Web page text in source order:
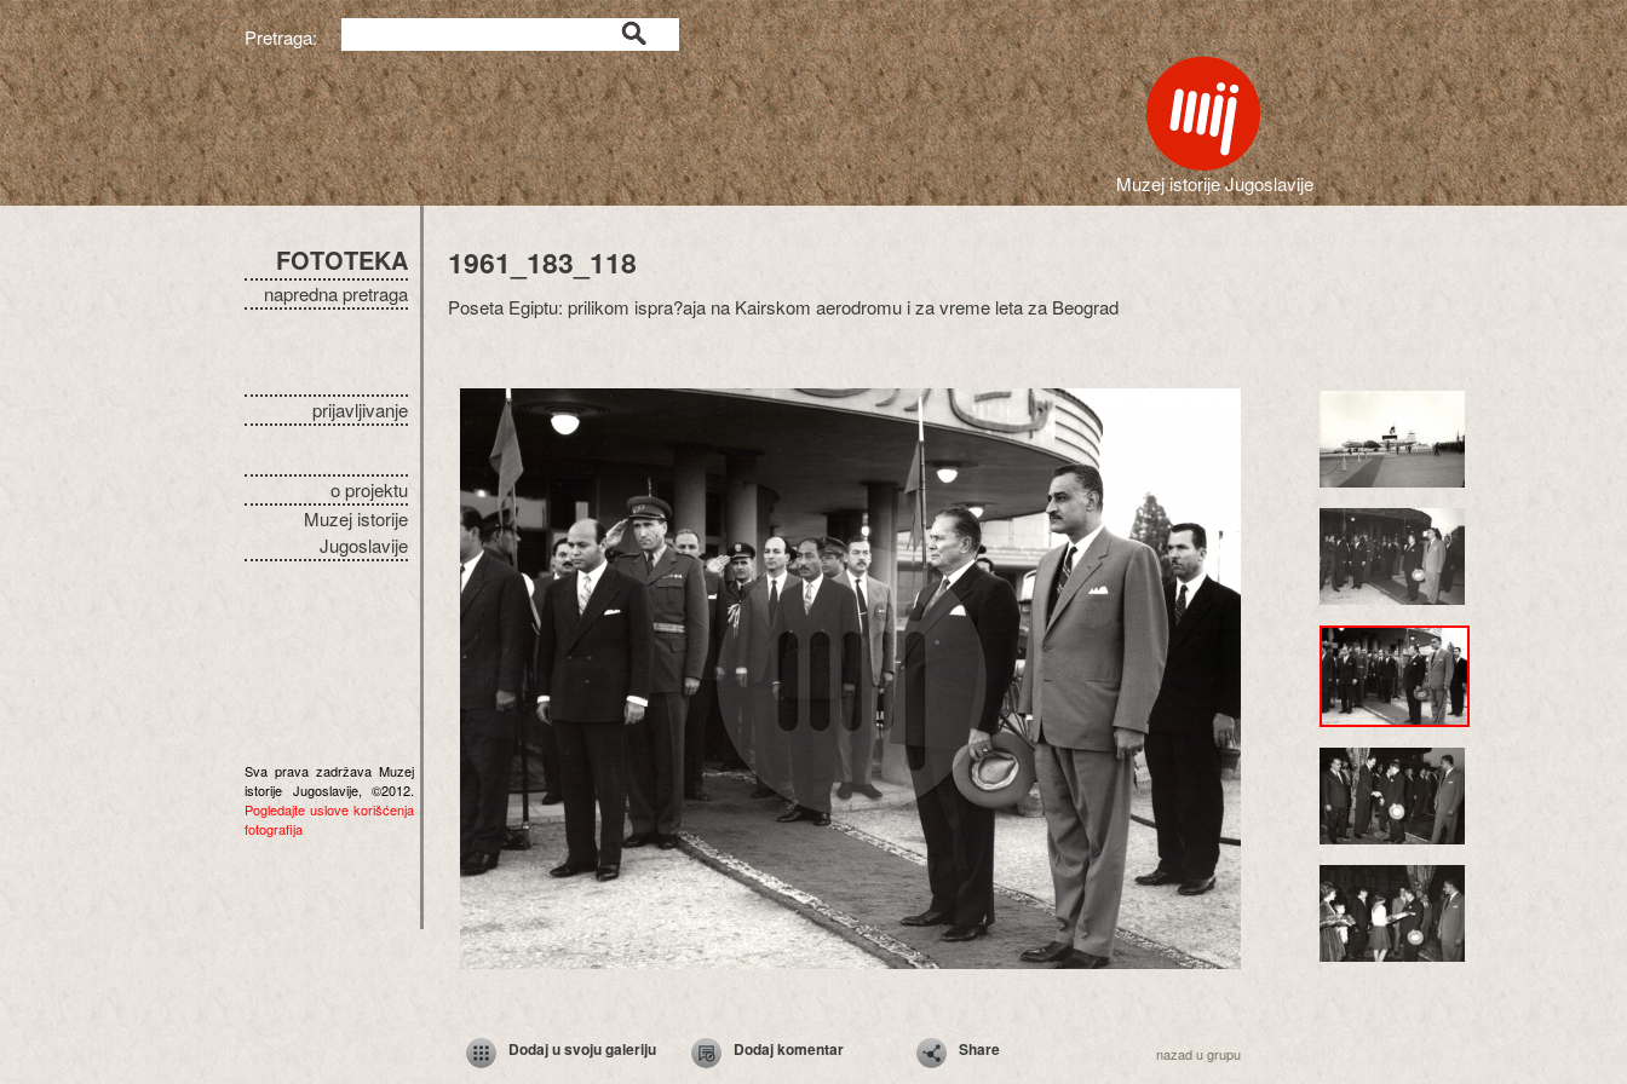
Pretraga:
Muzej istorije Jugoslavije
FOTOTEKA
napredna pretraga
prijavljivanje
o projektu
Muzej istorije
Jugoslavije
Sva prava zadržava Muzej
istorije Jugoslavije, ©2012.
Pogledajte uslove korišćenja
fotografija
1961_183_118
Poseta Egiptu: prilikom ispra?aja na Kairskom aerodromu i za vreme leta za Beograd
Dodaj u svoju galeriju Dodaj komentar Share nazad u grupu